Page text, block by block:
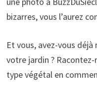
bizarres, vous l’aurez
Et vous, avez-vous
votre jardin ?
type végétal en